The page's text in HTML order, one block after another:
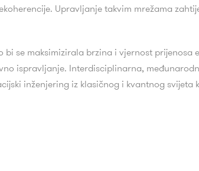
Upravljanje takvim mrežama
bi se maksimizirala brzina i vjernost
ispravljanje. Interdisciplinarna,
inženjering iz klasičnog i kvantnog svijeta